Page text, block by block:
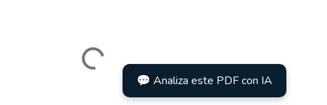
Loading... 💬 Analiza este PDF con IA